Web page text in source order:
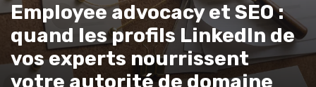
Employee advocacy et SEO :
quand les profils LinkedIn de
vos experts nourrissent
votre autorité de domaine